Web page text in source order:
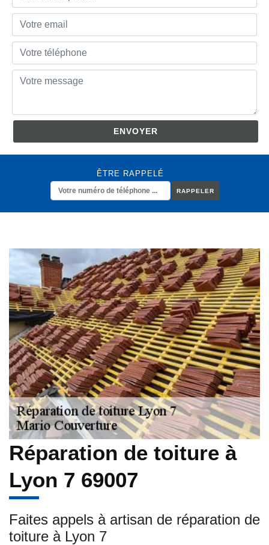
ÊTRE RAPPELÉ
Réparation de toiture à
Lyon 7 69007
Faites appels à artisan de réparation de
toiture à Lyon 7